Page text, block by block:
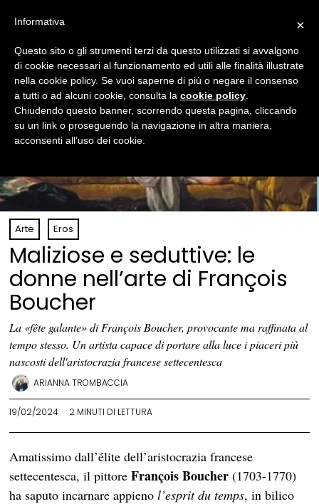
Arte · Eros
Maliziose e seduttive: le
donne nell’arte di François
Boucher
La «fête galante» di François Boucher, provocante ma raffinata al
tempo stesso. Un artista capace di portare alla luce i piaceri più
nascosti dell'aristocrazia francese settecentesca
ARIANNA TROMBACCIA
19/02/2024 2 MINUTI DI LETTURA
Amatissimo dall’élite dell’aristocrazia francese
settecentesca, il pittoreFrançois Boucher (1703-1770)
ha saputo incarnare appienol’esprit du temps, in bilico
×
Informativa
Questo sito o gli strumenti terzi da questo utilizzati si avvalgono
di cookie necessari al funzionamento ed utili alle finalità illustrate
nella cookie policy. Se vuoi saperne di più o negare il consenso
a tutti o ad alcuni cookie, consulta la cookie policy
Chiudendo questo banner, scorrendo questa pagina, cliccando
su un link o proseguendo la navigazione in altra maniera,
acconsenti all’uso dei cookie.